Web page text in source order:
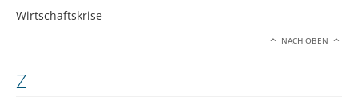
Wirtschaftskrise
NACH OBEN
Z